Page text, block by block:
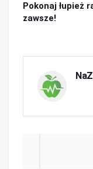
Pokonaj łupież
zawsze!